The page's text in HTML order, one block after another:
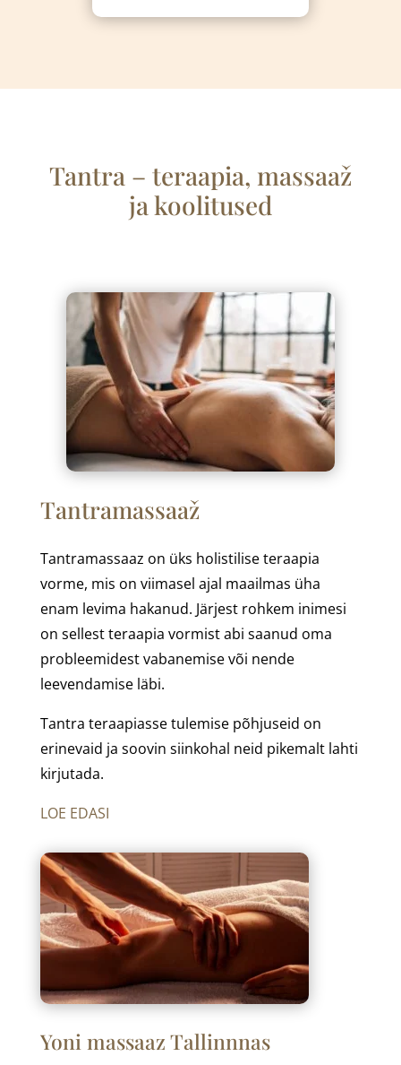
Tantra – teraapia, massaaž
ja koolitused
Tantramassaaž
Tantramassaaz on üks holistilise teraapia
vorme, mis on viimasel ajal maailmas üha
enam levima hakanud. Järjest rohkem inimesi
on sellest teraapia vormist abi saanud oma
probleemidest vabanemise või nende
leevendamise läbi.
Tantra teraapiasse tulemise põhjuseid on
erinevaid ja soovin siinkohal neid pikemalt lahti
kirjutada.
LOE EDASI
Yoni massaaz Tallinnnas